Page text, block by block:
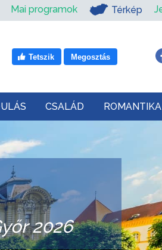
Mai programok Térkép
Tetszik Megosztás
CSALÁD ROMANTIKA
2026